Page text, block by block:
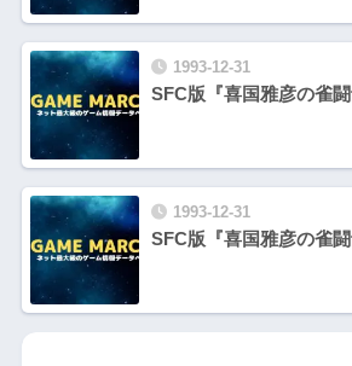
1993-12-31
SFC版『喜国雅彦の雀闘
1993-12-31
SFC版『喜国雅彦の雀闘